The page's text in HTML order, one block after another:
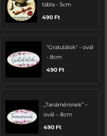
tábla - 5cm
490 Ft
"Gratulálok" - ovál
- 8cm
490 Ft
„Tanárnéninek” –
ovál – 8cm
490 Ft